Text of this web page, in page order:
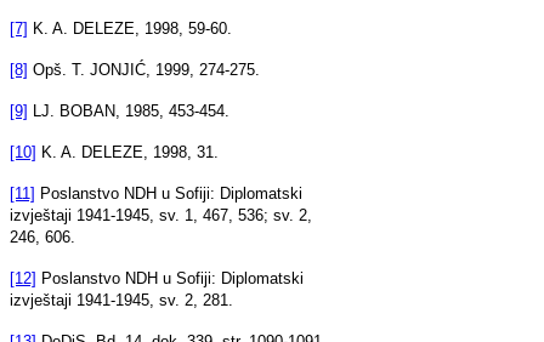
[7] K. A. DELEZE, 1998, 59-60.
[8] Opš. T. JONJIĆ, 1999, 274-275.
[9] LJ. BOBAN, 1985, 453-454.
[10] K. A. DELEZE, 1998, 31.
[11] Poslanstvo NDH u Sofiji: Diplomatski
izvještaji 1941-1945, sv. 1, 467, 536; sv. 2,
246, 606.
[12] Poslanstvo NDH u Sofiji: Diplomatski
izvještaji 1941-1945, sv. 2, 281.